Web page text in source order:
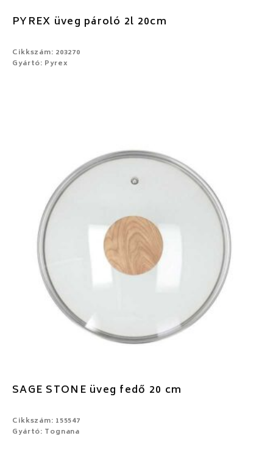
PYREX üveg pároló 2l 20cm
Cikkszám: 203270
Gyártó: Pyrex
SAGE STONE üveg fedő 20 cm
Cikkszám: 155547
Gyártó: Tognana